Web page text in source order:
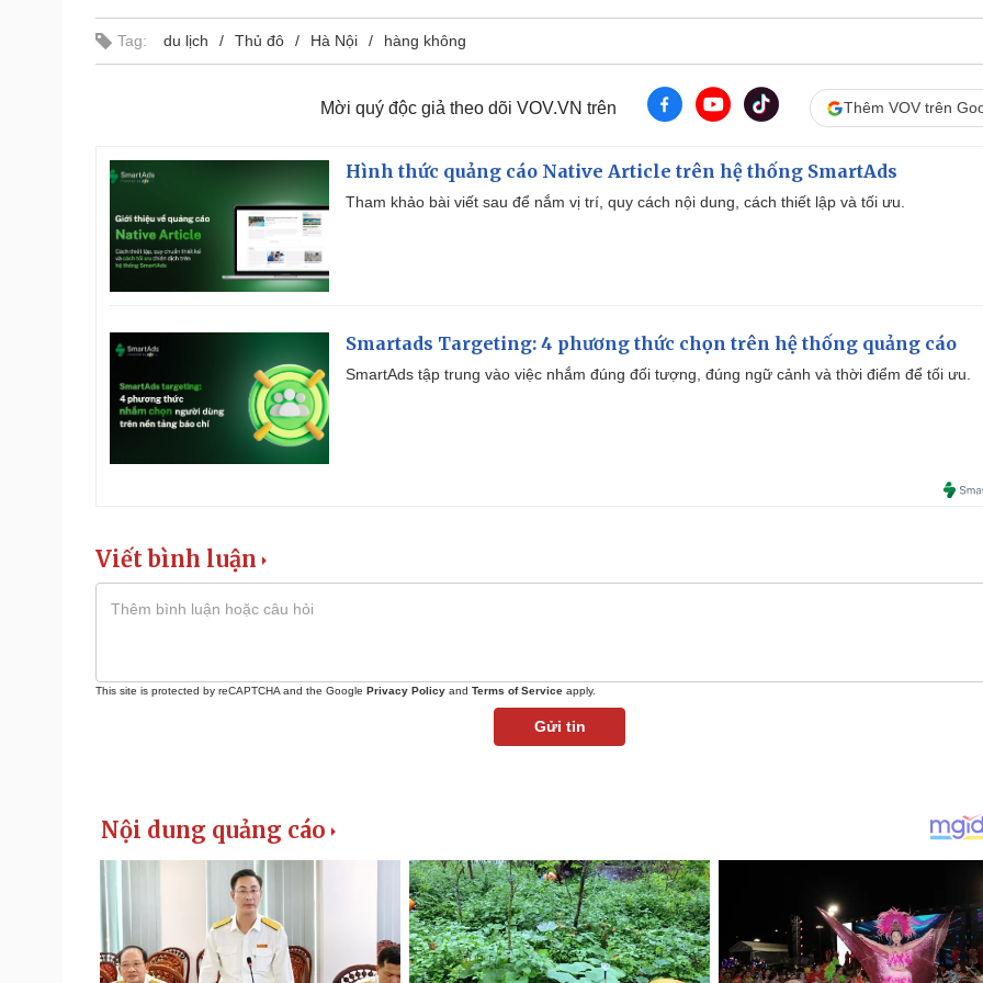
Tag: du lịch Thủ đô Hà Nội hàng không
Mời quý độc giả theo dõi VOV.VN trên Thêm VOV trên
Hình thức quảng cáo Native Article trên hệ thống SmartAds
Tham khảo bài viết sau để nắm vị trí, quy cách nội dung, cách thiết lập và tối ưu.
Smartads Targeting: 4 phương thức chọn trên hệ thống quảng cáo
SmartAds tập trung vào việc nhắm đúng đối tượng, đúng ngữ cảnh và thời điểm để tối ưu.
Viết bình luận
This site is protected by reCAPTCHA and the Google Privacy Policy and Terms of Service apply.
Gửi tin